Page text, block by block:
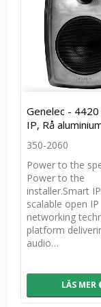
Genelec -
IP, Rå
350-2060
Power to the
Power to the
installer.Smart
scalable open IP
networking
platform
audio…
LÄS MER